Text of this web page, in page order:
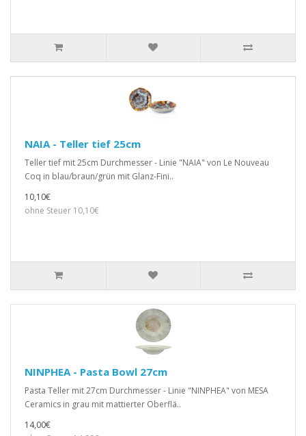
NAIA - Teller tief 25cm
Teller tief mit 25cm Durchmesser - Linie "NAIA" von Le Nouveau
Coq in blau/braun/grün mit Glanz-Fini..
10,10€
ohne Steuer 10,10€
NINPHEA - Pasta Bowl 27cm
Pasta Teller mit 27cm Durchmesser - Linie "NINPHEA" von MESA
Ceramics in grau mit mattierter Oberflä..
14,00€